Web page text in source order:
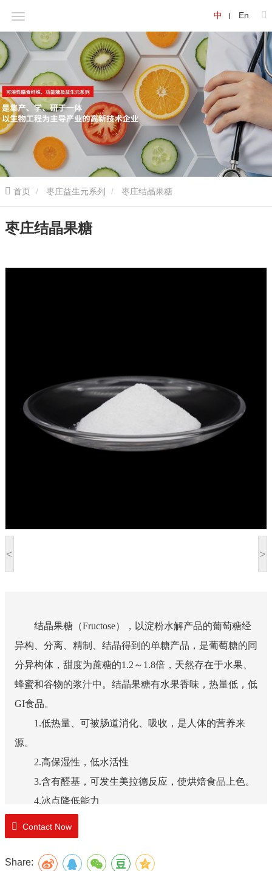
中 En
首页 枣庄益生元系列 枣庄结晶果糖
< >
枣庄结晶果糖
结晶果糖（Fructose），以淀粉水解产品的葡萄糖经
异构、分离、精制、结晶得到的单糖产品，是葡萄糖的同
分异构体，甜度为蔗糖的1.2～1.8倍，天然存在于水果、
蜂蜜和谷物的浆汁中。结晶果糖有水果香味，热量低，低
GI食品。
1.低热量、可被肠道消化、吸收，是人体的营养来
源。
2.高保湿性，低水活性
3.含有醛基，可发生美拉德反应，使烘焙食品上色。
4.冰点降低能力
6.与其它糖类或甜味剂协同作用增强风味
结晶果糖作为一种重要的营养甜味剂，已广泛应用于
Contact Now
Share: